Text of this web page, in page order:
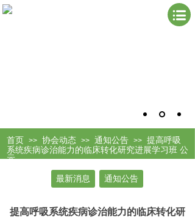
首页 >> 协会动态 >> 通知公告 >> 提高呼吸
系统疾病诊治能力的临床转化研究进展学习班 公
示
最新消息 通知公告
提高呼吸系统疾病诊治能力的临床转化研